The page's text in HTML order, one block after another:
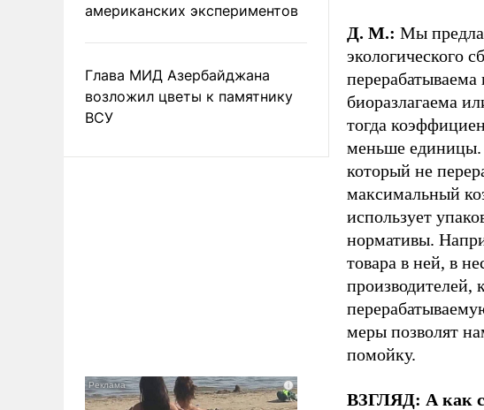
американских экспериментов
Глава МИД Азербайджана
возложил цветы к памятнику
ВСУ
Д. М.: Мы
экологического
перерабатываема
биоразлагаема
тогда
меньше единицы.
который не
максимальный
использует
нормативы.
товара в ней, в
производителей,
меры позволят
помойку.
ВЗГЛЯД: А как